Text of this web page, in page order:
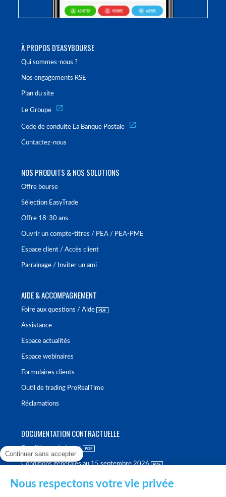
À PROPOS D'EASYBOURSE
Qui sommes-nous ?
Nos engagements RSE
Plan du site
Le Groupe
Code de conduite La Banque Postale
Contactez-nous
NOS PRODUITS & NOS SOLUTIONS
Offre bourse
Sélection EasyTrade
Offre 18-30 ans
Ouvrir un compte-titres / PEA / PEA-PME
Espace client / Accès client
Parrainage / Inviter un ami
AIDE & ACCOMPAGNEMENT
Foire aux questions / Aide
Assistance
Espace actualités
Espace webinaires
Formulaires clients
Outil de trading ProRealTime
Réclamations
DOCUMENTATION CONTRACTUELLE
Conditions générales
Conditions générales au 15 septembre 2026
Continuer sans accepter
Nous respectons votre vie privée